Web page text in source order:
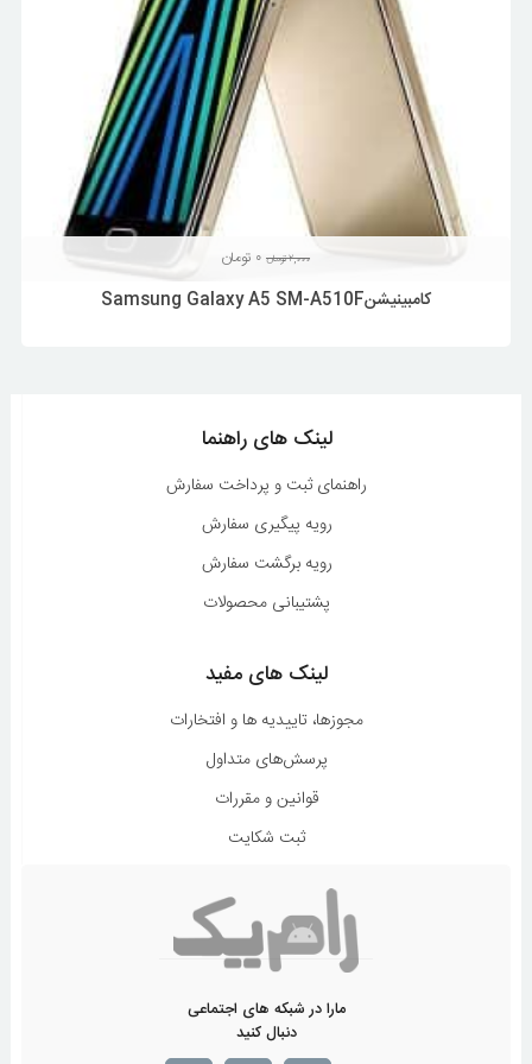
کامبینیشنSamsung Galaxy A5 SM-A510F
۲,۰۰۰تومان قیمت
۲,۰۰۰ تومان
۰ تومانقیمت
۰ تومان
لینک های راهنما
راهنمای ثبت و پرداخت سفارش
رویه پیگیری سفارش
رویه برگشت سفارش
پشتیبانی محصولات
لینک های مفید
مجوزها، تاییدیه ها و افتخارات
پرسش‌های متداول
قوانین و مقررات
ثبت شکایت
مارا در شبکه های اجتماعی
دنبال کنید